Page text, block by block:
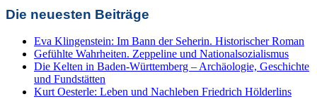
Die neuesten Beiträge
Eva Klingenstein: Im Bann der Seherin. Historischer Roman
Gefühlte Wahrheiten. Zeppeline und Nationalsozialismus
Die Kelten in Baden-Württemberg – Archäologie, Geschichte
und Fundstätten
Kurt Oesterle: Leben und Nachleben Friedrich Hölderlins